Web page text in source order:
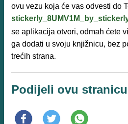
ovu vezu koja će vas odvesti do
se aplikacija otvori, odmah ćete
ga dodati u svoju knjižnicu, bez
trećih strana.
Podijeli ovu stranicu